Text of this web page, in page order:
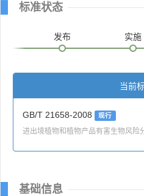
标准状态
发布 实施
当前
GB/T 21658-2008 现行
进出境植物和植物产品有害生物风险
基础信息